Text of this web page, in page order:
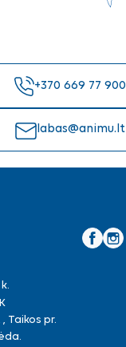
+370 669 77 900
labas@animu.lt
Taikos pr.